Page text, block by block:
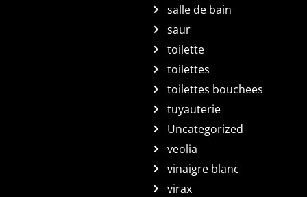
salle de bain
saur
toilette
toilettes
toilettes bouchees
tuyauterie
Uncategorized
veolia
vinaigre blanc
virax